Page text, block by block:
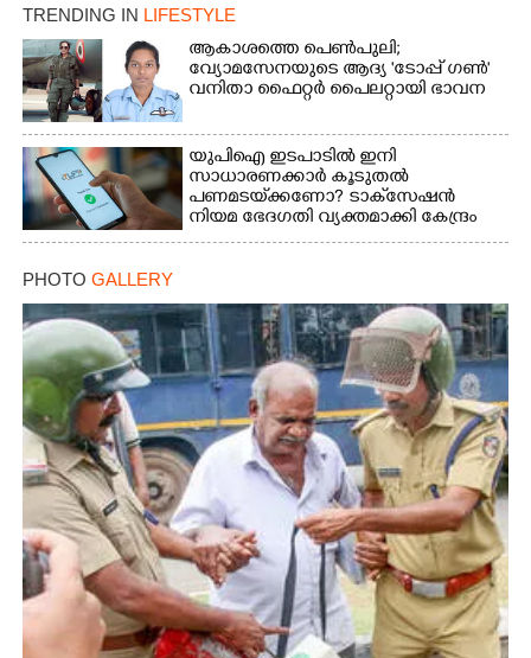
TRENDING IN LIFESTYLE
ആകാശത്തെ പെൺപുലി;
വ്യോമസേനയുടെ ആദ്യ 'ടോപ്പ് ഗൺ'
വനിതാ ഫൈറ്റർ പൈലറ്റായി ഭാവന
യുപിഐ ഇടപാടിൽ ഇനി
സാധാരണക്കാർ കൂടുതൽ
പണമടയ്‌ക്കണോ?​ ടാക്‌സേഷൻ
നിയമ ഭേദഗതി വ്യക്തമാക്കി കേന്ദ്രം
PHOTO GALLERY
×
Share this link
Copy Link